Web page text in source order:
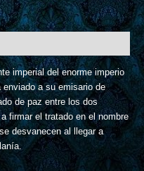
imperial del enorme imperio
a su emisario de
de paz entre los dos
firmar el tratado en el nombre
desvanecen al llegar a